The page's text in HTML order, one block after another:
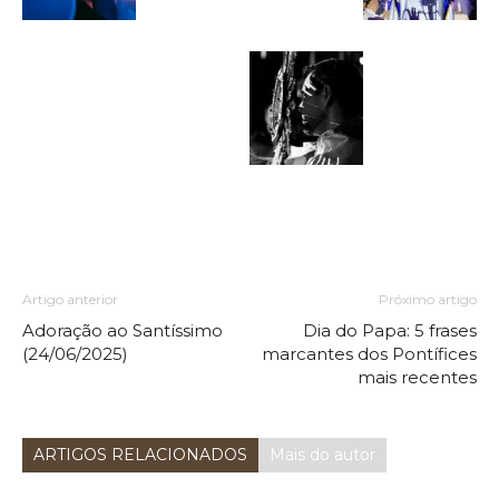
Artigo anterior
Adoração ao Santíssimo
(24/06/2025)
Próximo artigo
Dia do Papa: 5 frases
marcantes dos Pontífices
mais recentes
ARTIGOS RELACIONADOS Mais do autor